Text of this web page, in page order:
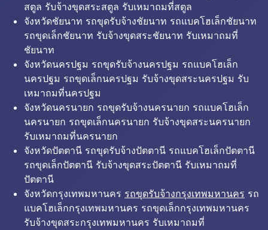
สตูล รับจ้างขุดสระสตูล รับเหมาถมที่สตูล
จังหวัดชัยนาท รถขุดรับจ้างชัยนาท รถแบคโฮเล็กชัยนาท
รถขุดเล็กชัยนาท รับจ้างขุดสระชัยนาท รับเหมาถมที่
ชัยนาท
จังหวัดนครปฐม รถขุดรับจ้างนครปฐม รถแบคโฮเล็ก
นครปฐม รถขุดเล็กนครปฐม รับจ้างขุดสระนครปฐม รับ
เหมาถมที่นครปฐม
จังหวัดนครนายก รถขุดรับจ้างนครนายก รถแบคโฮเล็ก
นครนายก รถขุดเล็กนครนายก รับจ้างขุดสระนครนายก
รับเหมาถมที่นครนายก
จังหวัดปัตตานี รถขุดรับจ้างปัตตานี รถแบคโฮเล็กปัตตานี
รถขุดเล็กปัตตานี รับจ้างขุดสระปัตตานี รับเหมาถมที่
ปัตตานี
จังหวัดกรุงเทพมหานคร รถขุดรับจ้างกรุงเทพมหานคร รถ
แบคโฮเล็กกรุงเทพมหานคร รถขุดเล็กกรุงเทพมหานคร
รับจ้างขุดสระกรุงเทพมหานคร รับเหมาถมที่